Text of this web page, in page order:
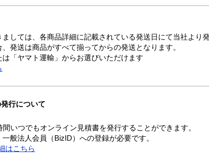
しては、各商品詳細に記載されている発送日にて当社より発
発送は商品がすべて揃ってからの発送となります。
「ヤマト運輸」からお選びいただけます
行について
いつでもオンライン見積書を発行することができます。
般法人会員（BizID）への登録が必要です。
はこちら